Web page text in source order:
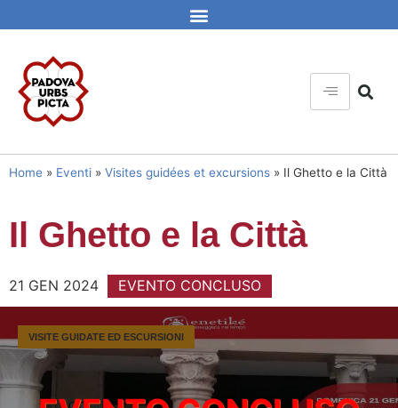
Home » Eventi » Visites guidées et excursions » Il Ghetto e la Città
Il Ghetto e la Città
21 GEN 2024 EVENTO CONCLUSO
VISITE GUIDATE ED ESCURSIONI